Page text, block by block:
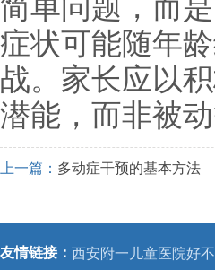
简单问题，而
症状可能随年
战。家长应以
潜能，而非被动
上一篇： 多动症干预的基本方法
友情链接： 西安附一儿童医院好